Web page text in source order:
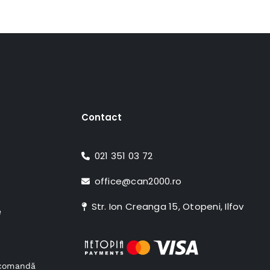
Contact
021 351 03 72
office@can2000.ro
Str. Ion Creanga 15, Otopeni, Ilfov